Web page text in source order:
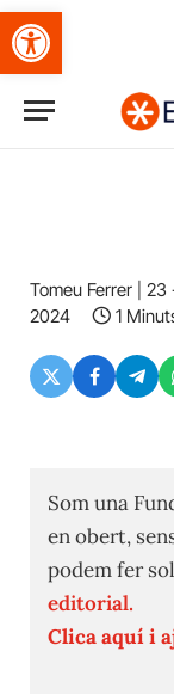
Obre la barra d'eines
Tomeu Ferrer 23
2024
1
Som una
en obert,
podem fer
editorial.
Clica aquí i